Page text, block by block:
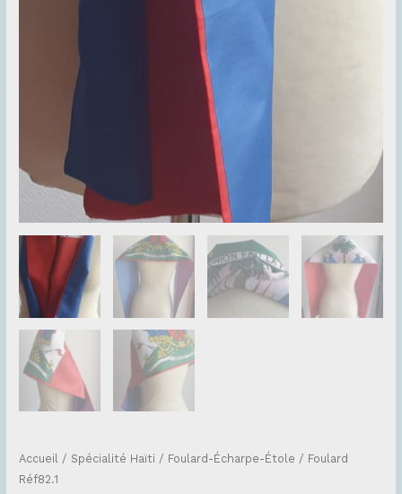
Accueil / Spécialité Haïti / Foulard-Écharpe-Étole / Foulard
Réf82.1